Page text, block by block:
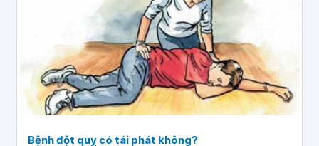
Bệnh đột quỵ có tái phát không?